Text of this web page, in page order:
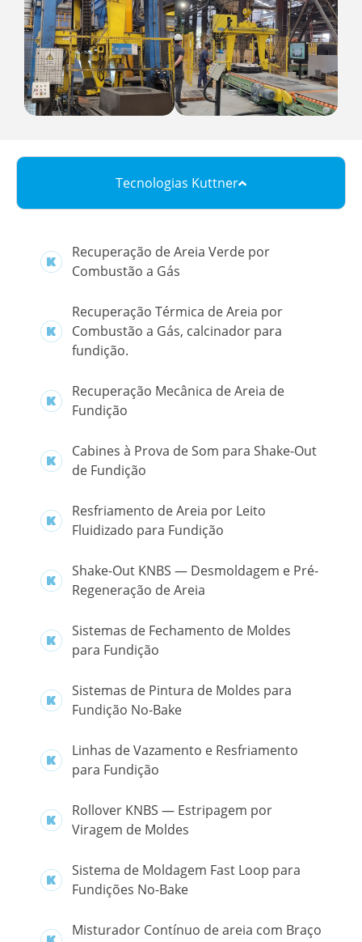
Tecnologias Kuttner
Recuperação de Areia Verde por
Combustão a Gás
Recuperação Térmica de Areia por
Combustão a Gás, calcinador para
fundição.
Recuperação Mecânica de Areia de
Fundição
Cabines à Prova de Som para Shake-Out
de Fundição
Resfriamento de Areia por Leito
Fluidizado para Fundição
Shake-Out KNBS — Desmoldagem e Pré-
Regeneração de Areia
Sistemas de Fechamento de Moldes
para Fundição
Sistemas de Pintura de Moldes para
Fundição No-Bake
Linhas de Vazamento e Resfriamento
para Fundição
Rollover KNBS — Estripagem por
Viragem de Moldes
Sistema de Moldagem Fast Loop para
Fundições No-Bake
Misturador Contínuo de areia com Braço